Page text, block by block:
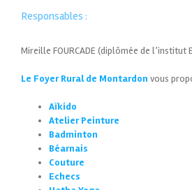
Responsables :
Mireille FOURCADE (diplômée de l’institut
Le Foyer Rural de Montardon vous
Aïkido
Atelier Peinture
Badminton
Béarnais
Couture
Echecs